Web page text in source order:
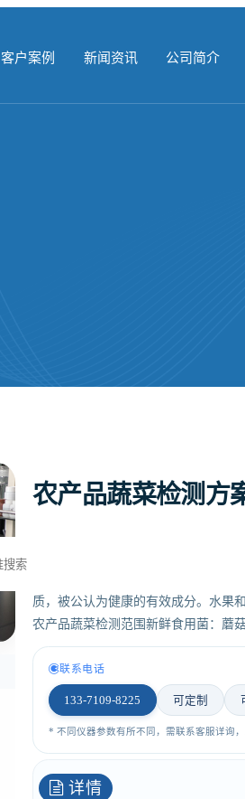
客户案例 新闻资讯 公司简介
农产品蔬菜检测方
蔬菜，是人们日常饮食中必不可少的
营养素。人体所需维生素C的90%和
质，被公认为健康的有效成分。水果
农产品蔬菜检测范围新鲜食用菌：蘑
联系电话
133-7109-8225 可定制
* 不同仪器参数有所不同，需联系客服详询
详情